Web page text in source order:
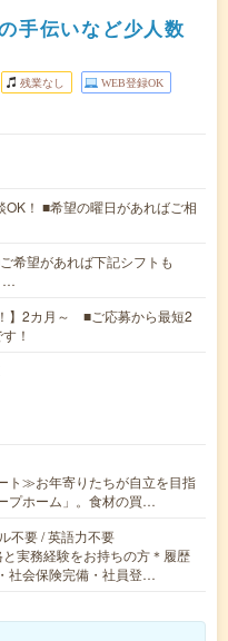
手伝いなど少人数
残業なし WEB登録OK
！ ■希望の曜日があればご相
希望があれば下記シフトも
…
】2カ月～ ■ご応募から最短2
！
ト≫お年寄りたちが自立を目指
プホーム」。食材の買…
不要 / 英語力不要
実務経験をお持ちの方＊履歴
会保険完備・社員登…